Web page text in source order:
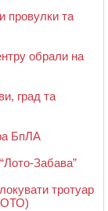
провулки та
обрали на
град та
БпЛА
Забава”
тротуар